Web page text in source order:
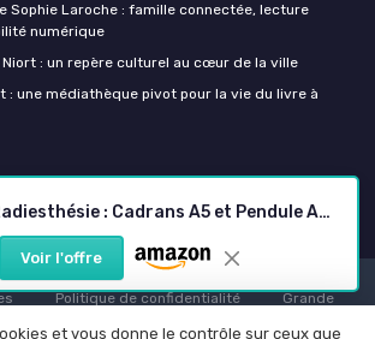
Coffret Radiesthésie : Cadrans A5 et Pendule Améthyste
Voir l'offre
Sophie Laroche : famille connectée, lecture
numérique
: un repère culturel au cœur de la ville
: une médiathèque pivot pour la vie du livre à
Politique de confidentialité
Grande
et vous donne le contrôle sur ceux que